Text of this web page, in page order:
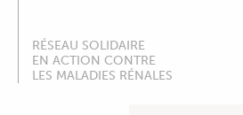
RÉSEAU SOLIDAIRE
EN ACTION CONTRE
LES MALADIES RÉNALES